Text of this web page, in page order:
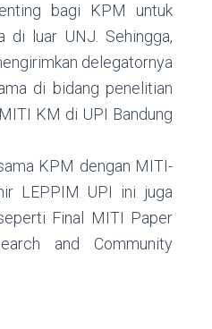
bagi KPM untuk
di luar UNJ. Sehingga,
delegatornya
di bidang penelitian
KM di UPI Bandung
KPM dengan MITI-
LEPPIM UPI ini juga
Final MITI Paper
and Community